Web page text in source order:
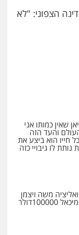
הצפוני: "לא
שאין כמותו אני
והעד הזה
חייו הוא ביצע את
לו גיבויי כזה
משה ויצמן